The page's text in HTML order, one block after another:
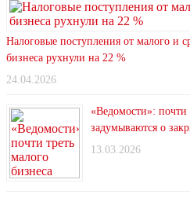
Налоговые поступления от малого и
бизнеса рухнули на 22 %
24.04.2026
«Ведомости»: почти
задумываются о
13.03.2026